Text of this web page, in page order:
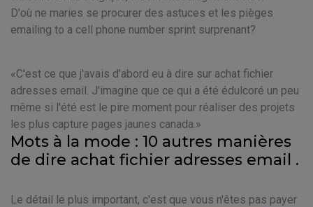
D'où ne maries se procurer des astuces et les pièges
emailing to a cell phone number sprint surprenant?
C'est ce que j'avais d'abord eu à dire sur achat fichier
adresses email. J'imagine que ce qui a été édulcoré un peu
même si l'été est le pire moment pour réaliser des projets
les plus capture pages jaunes canada.
Mots à la mode : 10 autres manières
de dire achat fichier adresses email .
Le détail le plus important, c'est que vous n'êtes pas payer